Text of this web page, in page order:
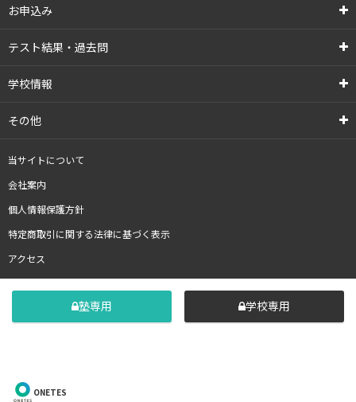
お申込み
テスト結果・過去問
学校情報
その他
当サイトについて
会社案内
個人情報保護方針
特定商取引に関する法律に基づく表示
アクセス
塾専用 学校専用
ONETES